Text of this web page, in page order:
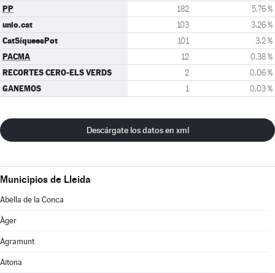
PP 182 5,76 %
unio.cat 103 3,26 %
CatSíqueesPot 101 3,2 %
PACMA 12 0,38 %
RECORTES CERO-ELS VERDS 2 0,06 %
GANEMOS 1 0,03 %
Descárgate los datos en xml
Municipios de Lleida
Abella de la Conca
Àger
Agramunt
Aitona